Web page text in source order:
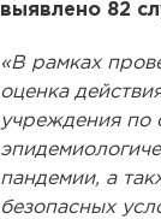
выявлено 82
«В рамках
оценка
учреждения по
пандемии, а
безопасных